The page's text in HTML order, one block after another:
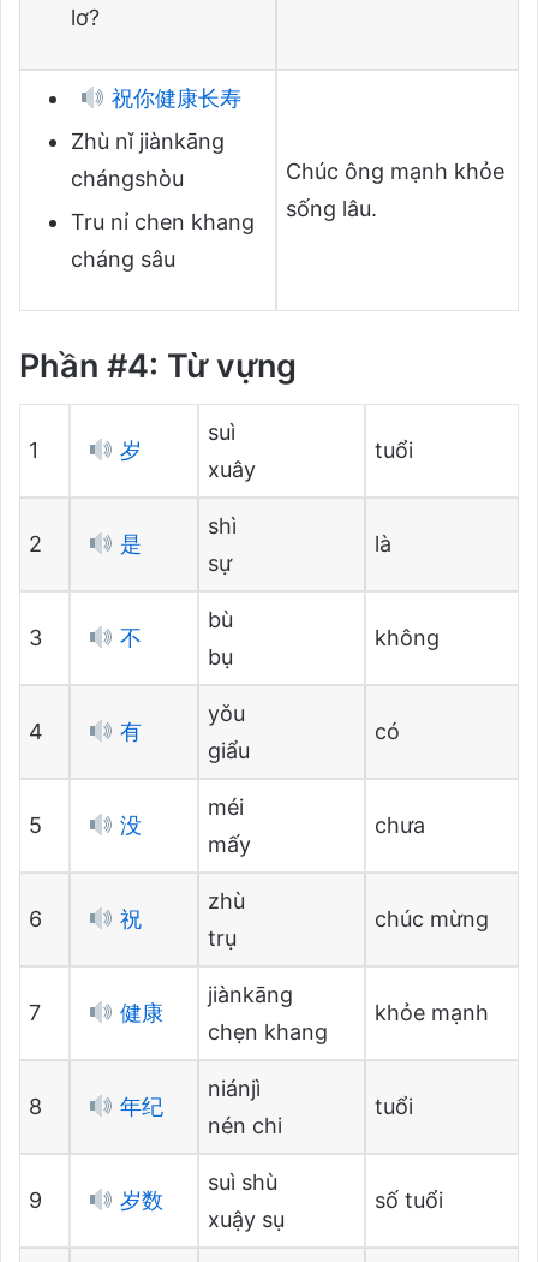
lơ?
祝你健康长寿
Zhù nǐ jiànkāng
chángshòu
Tru nỉ chen khang
cháng sâu
Chúc ông mạnh khỏe
sống lâu.
Phần #4: Từ vựng
1 岁
suì
xuây
tuổi
2 是
shì
sự
là
3 不
bù
bụ
không
4 有
yǒu
giẩu
có
5 没
méi
mấy
chưa
6 祝
zhù
trụ
chúc mừng
7 健康
jiànkāng
chẹn khang
khỏe mạnh
8 年纪
niánjì
nén chi
tuổi
9 岁数
suì shù
xuậy sụ
số tuổi